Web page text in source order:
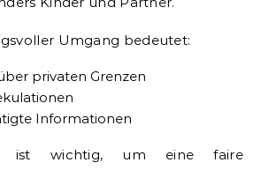
Umgang bedeutet:
privaten Grenzen
Informationen
ist wichtig, um eine faire